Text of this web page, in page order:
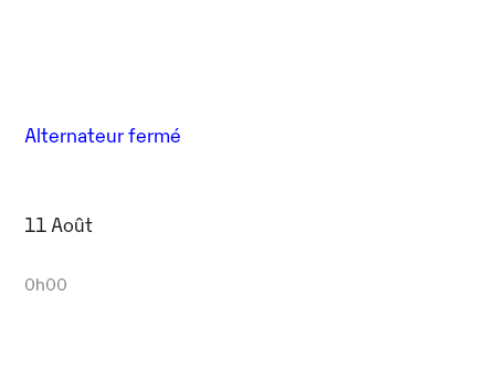
Alternateur fermé
11 Août
0h00